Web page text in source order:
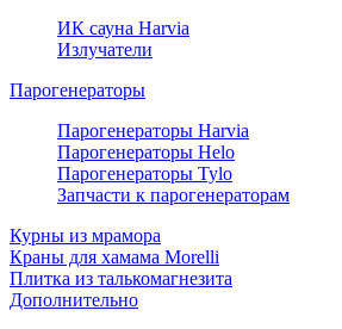
ИК сауна Harvia
Излучатели
Парогенераторы
Парогенераторы Harvia
Парогенераторы Helo
Парогенераторы Tylo
Запчасти к парогенераторам
Курны из мрамора
Краны для хамама Morelli
Плитка из талькомагнезита
Дополнительно